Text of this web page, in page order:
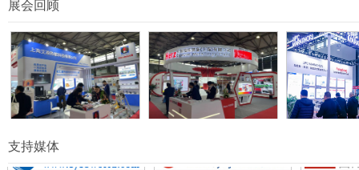
展会回顾
支持媒体